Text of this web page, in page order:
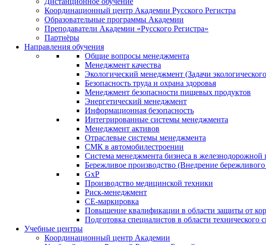
Координационный центр Академии Русского Регистра
Образовательные программы Академии
Преподаватели Академии «Русского Регистра»
Партнёры
Направления обучения
Общие вопросы менеджмента
Менеджмент качества
Экологический менеджмент (Задачи
Безопасность труда и охрана здоровья
Менеджмент безопасности пищевых продуктов
Энергетический менеджмент
Информационная безопасность
Интегрированные системы менеджмента
Менеджмент активов
Отраслевые системы менеджмента
СМК в автомобилестроении
Система менеджмента бизнеса в
Бережливое производство (Внедрение бережливого
GxP
Производство медицинской техники
Риск-менеджмент
СЕ-маркировка
Повышение квалификации в области защиты от
Подготовка специалистов в области технического
Учебные центры
Координационный центр Академии